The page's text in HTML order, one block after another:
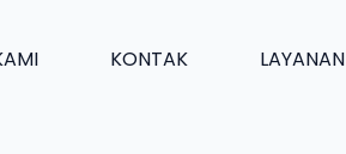
KONTAK LAYANAN